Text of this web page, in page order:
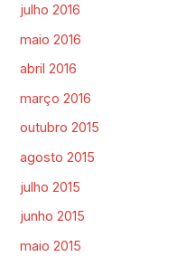
julho 2016
maio 2016
abril 2016
março 2016
outubro 2015
agosto 2015
julho 2015
junho 2015
maio 2015